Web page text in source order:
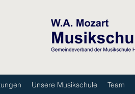
Unsere Musikschule Team